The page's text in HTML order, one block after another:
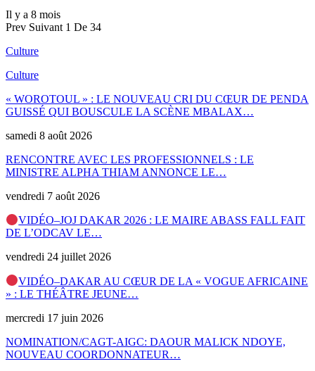
Il y a 8 mois
Prev Suivant 1 De 34
Culture
Culture
« WOROTOUL » : LE NOUVEAU CRI DU CŒUR DE PENDA
GUISSÉ QUI BOUSCULE LA SCÈNE MBALAX…
samedi 8 août 2026
RENCONTRE AVEC LES PROFESSIONNELS : LE
MINISTRE ALPHA THIAM ANNONCE LE…
vendredi 7 août 2026
VIDÉO–JOJ DAKAR 2026 : LE MAIRE ABASS FALL FAIT
DE L’ODCAV LE…
vendredi 24 juillet 2026
VIDÉO–DAKAR AU CŒUR DE LA « VOGUE AFRICAINE
» : LE THÉÂTRE JEUNE…
mercredi 17 juin 2026
NOMINATION/CAGT-AIGC: DAOUR MALICK NDOYE,
NOUVEAU COORDONNATEUR…